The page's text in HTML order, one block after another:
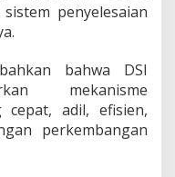
penyelesaian
bahwa DSI
mekanisme
cepat, adil, efisien,
perkembangan